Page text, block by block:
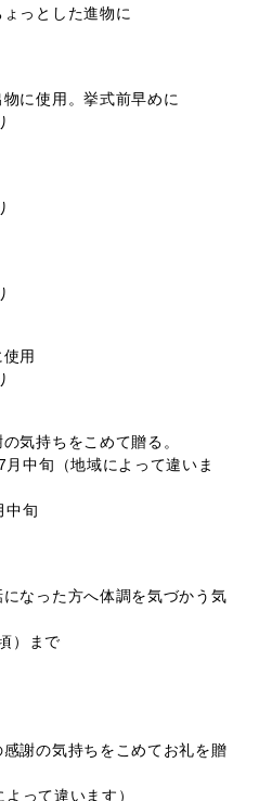
っとした進物に
に使用。挙式前早めに
用
気持ちをこめて贈る。
中旬（地域によって違いま
中旬
なった方へ体調を気づかう気
）まで
謝の気持ちをこめてお礼を贈
って違います）